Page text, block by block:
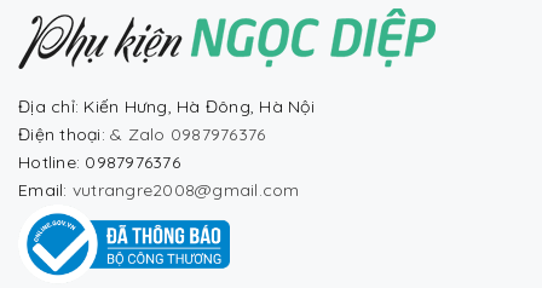
Địa chỉ: Kiến Hưng, Hà Đông, Hà Nội
Điện thoại: & Zalo 0987976376
Hotline: 0987976376
Email: vutrangre2008@gmail.com